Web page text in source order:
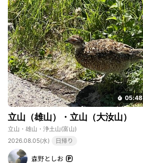
05:48
立山（雄山）・立山（大汝山）
立山・雄山・浄土山(富山)
2026.08.05(水)
日帰り
森野としお